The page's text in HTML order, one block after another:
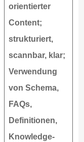
orientierter
Content;
strukturiert,
scannbar, klar;
Verwendung
von Schema,
FAQs,
Definitionen,
Knowledge-